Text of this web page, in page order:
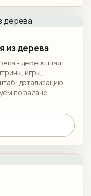
из дерева
- деревянная
игры,
детализацию,
по задаче.